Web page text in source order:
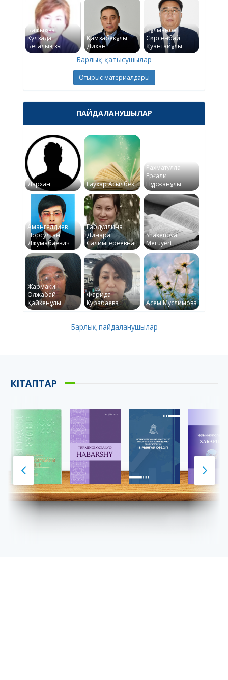
Бажықова
Күлзада
Бегалықызы
Қамзабекұлы
Дихан
Құлманов
Сәрсенбай
Қуантайұлы
Барлық қатысушылар
Отырыс материалдары
ПАЙДАЛАНУШЫЛАР
Дархан Гаухар Асылбек
Рахматулла
Ерғали
Нұржанұлы
Амангелдиев
Норсултан
Джумабаевич
Габдуллина
Динара
Салимгереевна
Shakenova
Meruyert
Жармакин
Олжабай
Қайкенұлы
Фарида
Курабаева
Асем Муслимова
Барлық пайдаланушылар
КІТАПТАР